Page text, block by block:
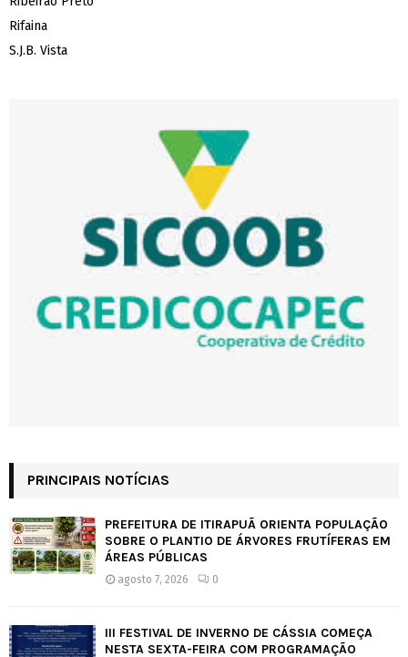
Rifaina
S.J.B. Vista
PRINCIPAIS NOTÍCIAS
PREFEITURA DE ITIRAPUÃ ORIENTA POPULAÇÃO
SOBRE O PLANTIO DE ÁRVORES FRUTÍFERAS EM
ÁREAS PÚBLICAS
agosto 7, 2026 0
III FESTIVAL DE INVERNO DE CÁSSIA COMEÇA
NESTA SEXTA-FEIRA COM PROGRAMAÇÃO